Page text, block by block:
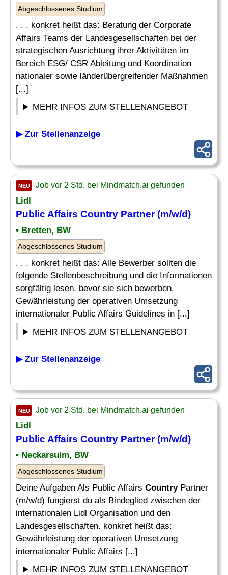
Abgeschlossenes Studium
. . . konkret heißt das: Beratung der Corporate
Affairs Teams der Landesgesellschaften bei der
strategischen Ausrichtung ihrer Aktivitäten im
Bereich ESG/ CSR Ableitung und Koordination
nationaler sowie länderübergreifender Maßnahmen
[...]
MEHR INFOS ZUM STELLENANGEBOT
▶ Zur Stellenanzeige
NEU Job vor 2 Std. bei Mindmatch.ai gefunden
Lidl
Public Affairs Country Partner (m/w/d)
• Bretten, BW
Abgeschlossenes Studium
. . . konkret heißt das: Alle Bewerber sollten die
folgende Stellenbeschreibung und die Informationen
sorgfältig lesen, bevor sie sich bewerben.
Gewährleistung der operativen Umsetzung
internationaler Public Affairs Guidelines in [...]
MEHR INFOS ZUM STELLENANGEBOT
▶ Zur Stellenanzeige
NEU Job vor 2 Std. bei Mindmatch.ai gefunden
Lidl
Public Affairs Country Partner (m/w/d)
• Neckarsulm, BW
Abgeschlossenes Studium
Deine Aufgaben Als Public Affairs CountryPartner
(m/w/d) fungierst du als Bindeglied zwischen der
internationalen Lidl Organisation und den
Landesgesellschaften. konkret heißt das:
Gewährleistung der operativen Umsetzung
internationaler Public Affairs [...]
MEHR INFOS ZUM STELLENANGEBOT